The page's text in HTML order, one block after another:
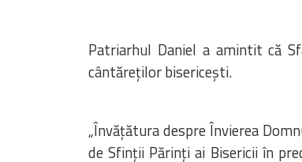
Patriarhul Daniel a amintit că
cântăreţilor bisericeşti.
„Învăţătura despre Învierea
de Sfinţii Părinţi ai Bisericii în